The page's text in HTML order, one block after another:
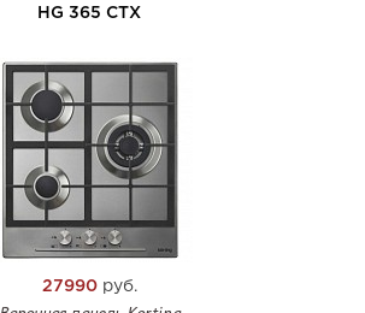
HG 365 CTX
27990руб.